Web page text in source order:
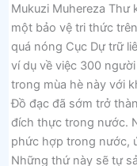
Mukuzi Muhereza Thư
một bảo vệ tri thức
quá nóng Cục Dự trữ
ví dụ về việc 300
trong mùa hè này với
Đồ đạc đã sớm trở
đích thực trong nước.
phức hợp trong nước,
Những thứ này sẽ tự